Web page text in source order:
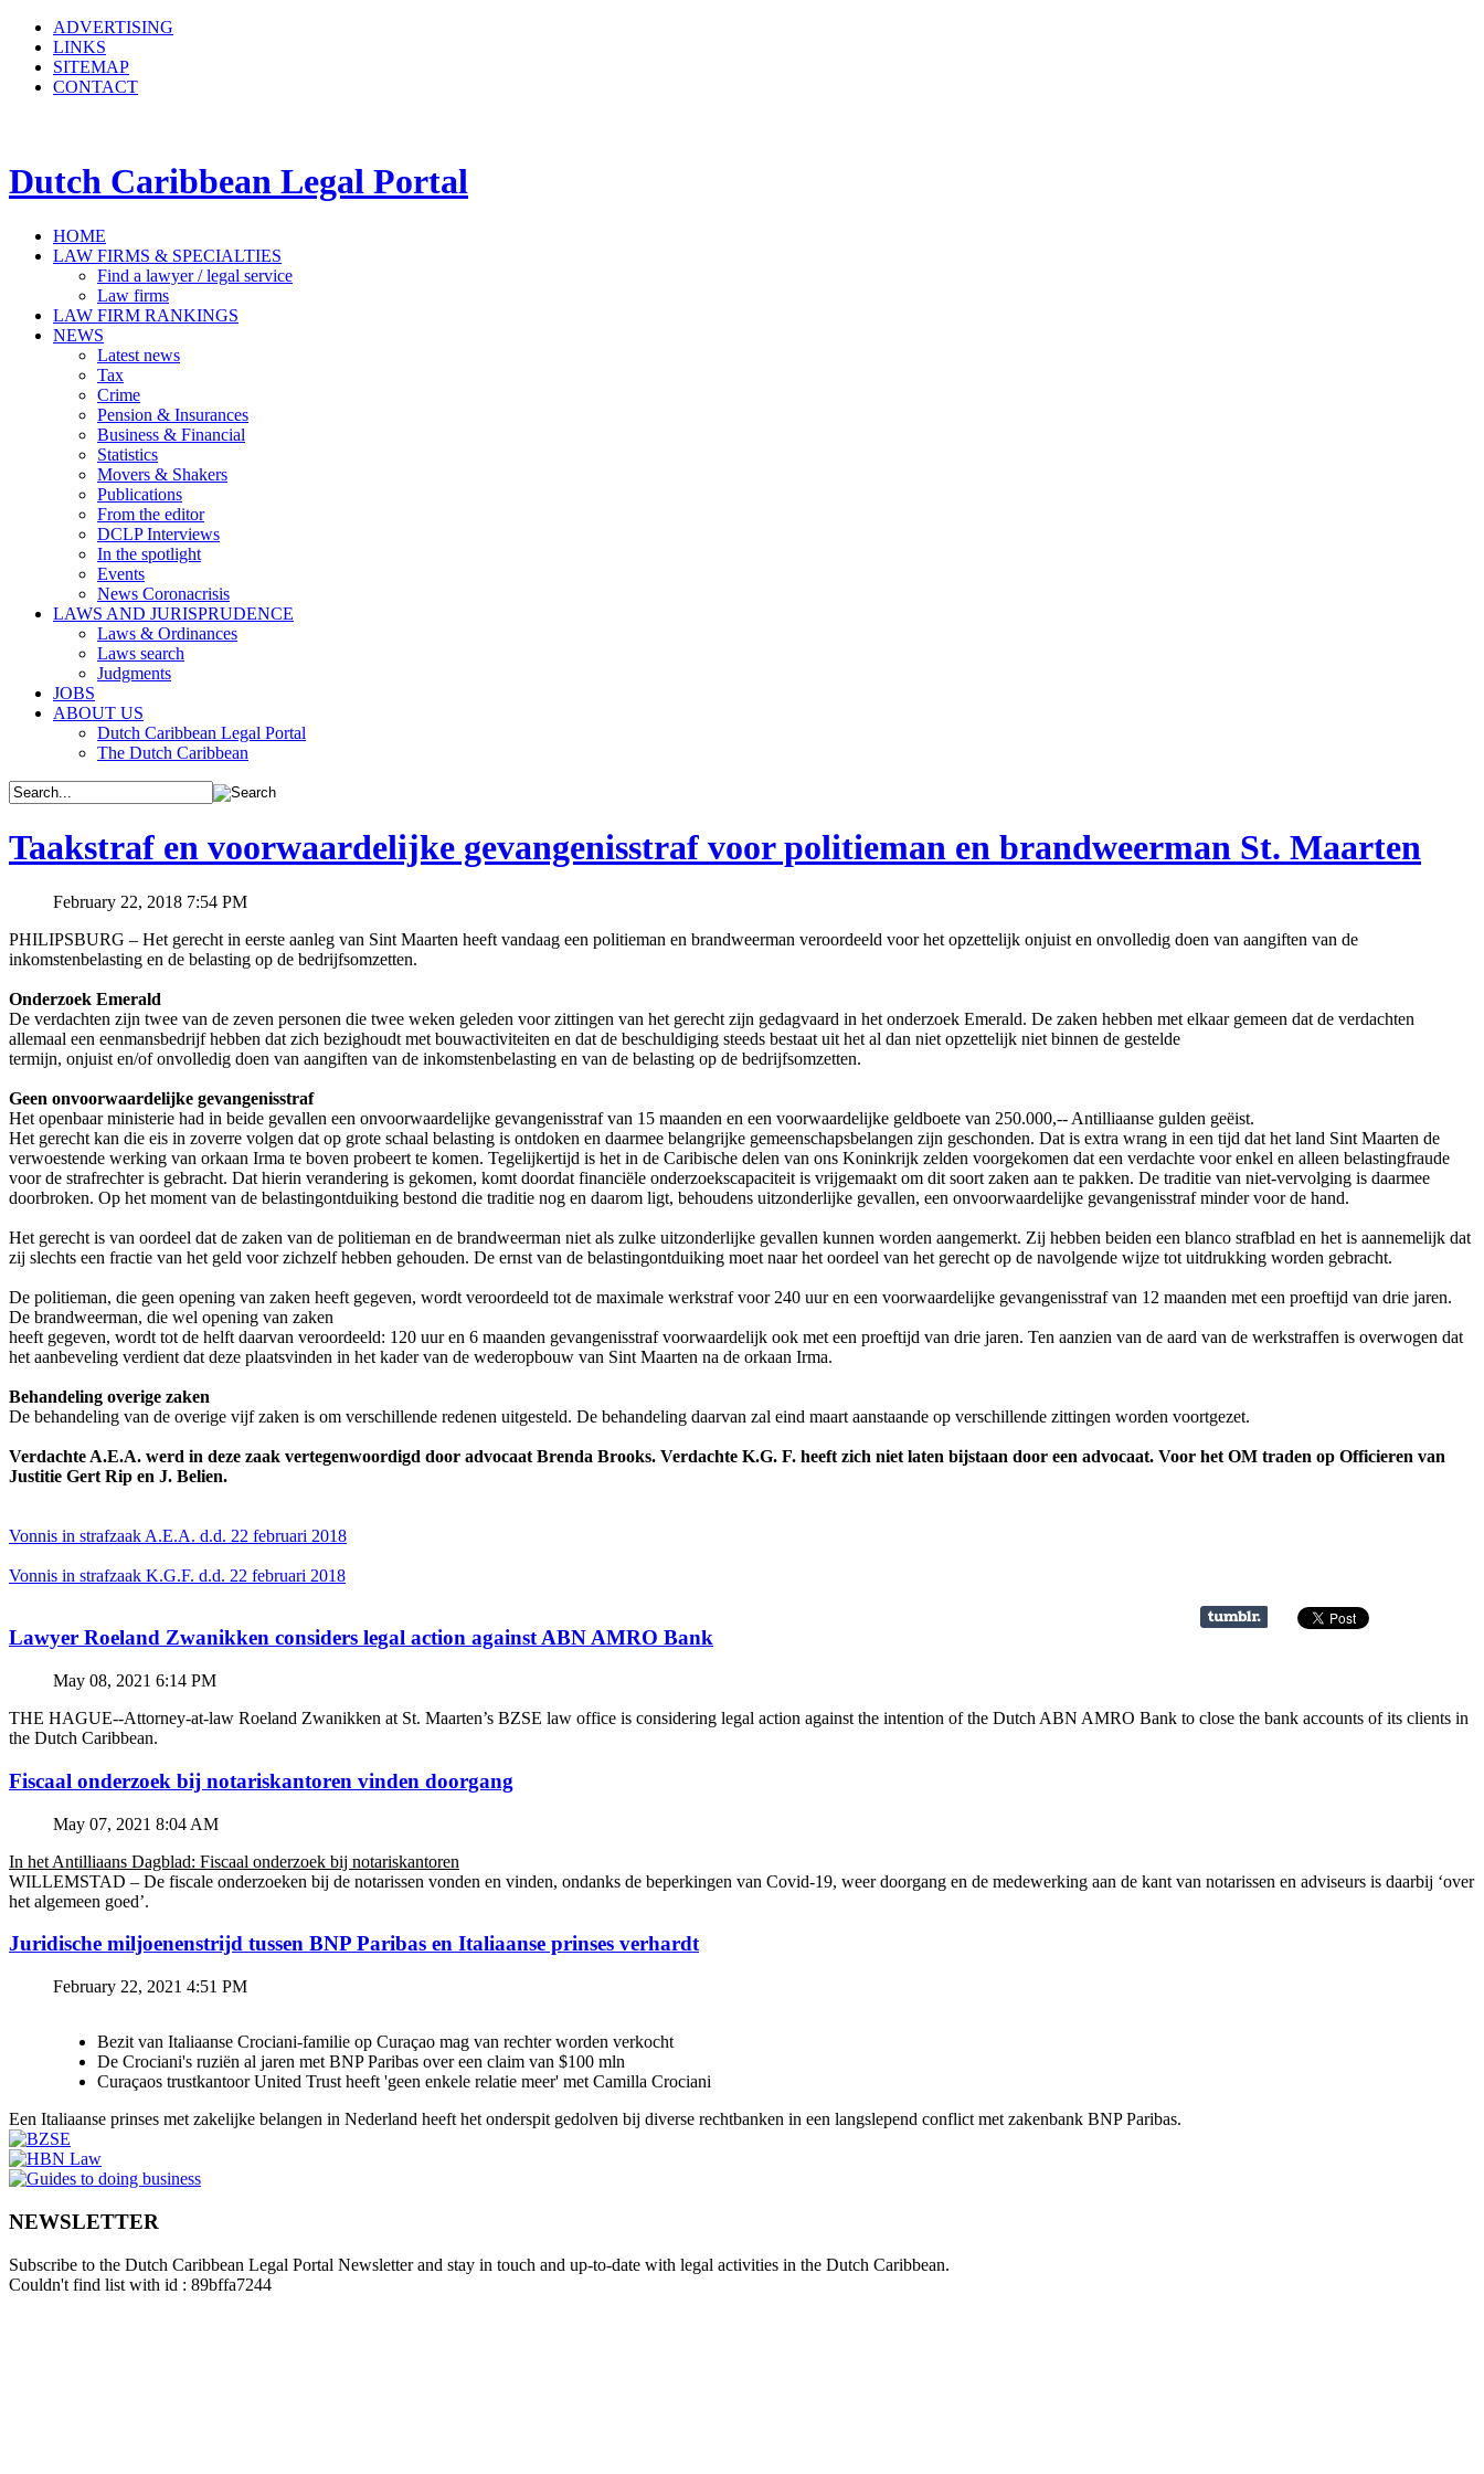
ADVERTISING
LINKS
SITEMAP
CONTACT
Dutch Caribbean Legal Portal
HOME
LAW FIRMS & SPECIALTIES
Find a lawyer / legal service
Law firms
LAW FIRM RANKINGS
NEWS
Latest news
Tax
Crime
Pension & Insurances
Business & Financial
Statistics
Movers & Shakers
Publications
From the editor
DCLP Interviews
In the spotlight
Events
News Coronacrisis
LAWS AND JURISPRUDENCE
Laws & Ordinances
Laws search
Judgments
JOBS
ABOUT US
Dutch Caribbean Legal Portal
The Dutch Caribbean
Taakstraf en voorwaardelijke gevangenisstraf voor politieman en brandweerman St. Maarten
February 22, 2018 7:54 PM
PHILIPSBURG – Het gerecht in eerste aanleg van Sint Maarten heeft vandaag een politieman en brandweerman veroordeeld voor het opzettelijk onjuist en onvolledig doen van aangiften van de
inkomstenbelasting en de belasting op de bedrijfsomzetten.
Onderzoek Emerald
De verdachten zijn twee van de zeven personen die twee weken geleden voor zittingen van het gerecht zijn gedagvaard in het onderzoek Emerald. De zaken hebben met elkaar gemeen dat de verdachten
allemaal een eenmansbedrijf hebben dat zich bezighoudt met bouwactiviteiten en dat de beschuldiging steeds bestaat uit het al dan niet opzettelijk niet binnen de gestelde
termijn, onjuist en/of onvolledig doen van aangiften van de inkomstenbelasting en van de belasting op de bedrijfsomzetten.
Geen onvoorwaardelijke gevangenisstraf
Het openbaar ministerie had in beide gevallen een onvoorwaardelijke gevangenisstraf van 15 maanden en een voorwaardelijke geldboete van 250.000,-- Antilliaanse gulden geëist.
Het gerecht kan die eis in zoverre volgen dat op grote schaal belasting is ontdoken en daarmee belangrijke gemeenschapsbelangen zijn geschonden. Dat is extra wrang in een tijd dat het land Sint Maarten de
verwoestende werking van orkaan Irma te boven probeert te komen. Tegelijkertijd is het in de Caribische delen van ons Koninkrijk zelden voorgekomen dat een verdachte voor enkel en alleen belastingfraude
voor de strafrechter is gebracht. Dat hierin verandering is gekomen, komt doordat financiële onderzoekscapaciteit is vrijgemaakt om dit soort zaken aan te pakken. De traditie van niet-vervolging is daarmee
doorbroken. Op het moment van de belastingontduiking bestond die traditie nog en daarom ligt, behoudens uitzonderlijke gevallen, een onvoorwaardelijke gevangenisstraf minder voor de hand.
Het gerecht is van oordeel dat de zaken van de politieman en de brandweerman niet als zulke uitzonderlijke gevallen kunnen worden aangemerkt. Zij hebben beiden een blanco strafblad en het is aannemelijk dat
zij slechts een fractie van het geld voor zichzelf hebben gehouden. De ernst van de belastingontduiking moet naar het oordeel van het gerecht op de navolgende wijze tot uitdrukking worden gebracht.
De politieman, die geen opening van zaken heeft gegeven, wordt veroordeeld tot de maximale werkstraf voor 240 uur en een voorwaardelijke gevangenisstraf van 12 maanden met een proeftijd van drie jaren.
De brandweerman, die wel opening van zaken
heeft gegeven, wordt tot de helft daarvan veroordeeld: 120 uur en 6 maanden gevangenisstraf voorwaardelijk ook met een proeftijd van drie jaren. Ten aanzien van de aard van de werkstraffen is overwogen dat
het aanbeveling verdient dat deze plaatsvinden in het kader van de wederopbouw van Sint Maarten na de orkaan Irma.
Behandeling overige zaken
De behandeling van de overige vijf zaken is om verschillende redenen uitgesteld. De behandeling daarvan zal eind maart aanstaande op verschillende zittingen worden voortgezet.
Verdachte A.E.A. werd in deze zaak vertegenwoordigd door advocaat Brenda Brooks. Verdachte K.G. F. heeft zich niet laten bijstaan door een advocaat. Voor het OM traden op Officieren van
Justitie Gert Rip en J. Belien.
Vonnis in strafzaak A.E.A. d.d. 22 februari 2018
Vonnis in strafzaak K.G.F. d.d. 22 februari 2018
Lawyer Roeland Zwanikken considers legal action against ABN AMRO Bank
May 08, 2021 6:14 PM
THE HAGUE--Attorney-at-law Roeland Zwanikken at St. Maarten’s BZSE law office is considering legal action against the intention of the Dutch ABN AMRO Bank to close the bank accounts of its clients in
the Dutch Caribbean.
Fiscaal onderzoek bij notariskantoren vinden doorgang
May 07, 2021 8:04 AM
In het Antilliaans Dagblad: Fiscaal onderzoek bij notariskantoren
WILLEMSTAD – De fiscale onderzoeken bij de notarissen vonden en vinden, ondanks de beperkingen van Covid-19, weer doorgang en de medewerking aan de kant van notarissen en adviseurs is daarbij ‘over
het algemeen goed’.
Juridische miljoenenstrijd tussen BNP Paribas en Italiaanse prinses verhardt
February 22, 2021 4:51 PM
Bezit van Italiaanse Crociani-familie op Curaçao mag van rechter worden verkocht
De Crociani's ruziën al jaren met BNP Paribas over een claim van $100 mln
Curaçaos trustkantoor United Trust heeft 'geen enkele relatie meer' met Camilla Crociani
Een Italiaanse prinses met zakelijke belangen in Nederland heeft het onderspit gedolven bij diverse rechtbanken in een langslepend conflict met zakenbank BNP Paribas.
NEWSLETTER
Subscribe to the Dutch Caribbean Legal Portal Newsletter and stay in touch and up-to-date with legal activities in the Dutch Caribbean.
Couldn't find list with id : 89bffa7244